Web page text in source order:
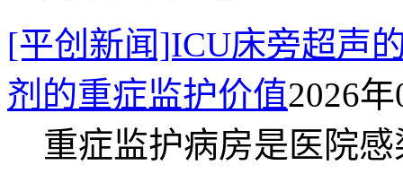
[平创新闻]ICU床旁超声
剂的重症监护价值2026
重症监护病房是医院